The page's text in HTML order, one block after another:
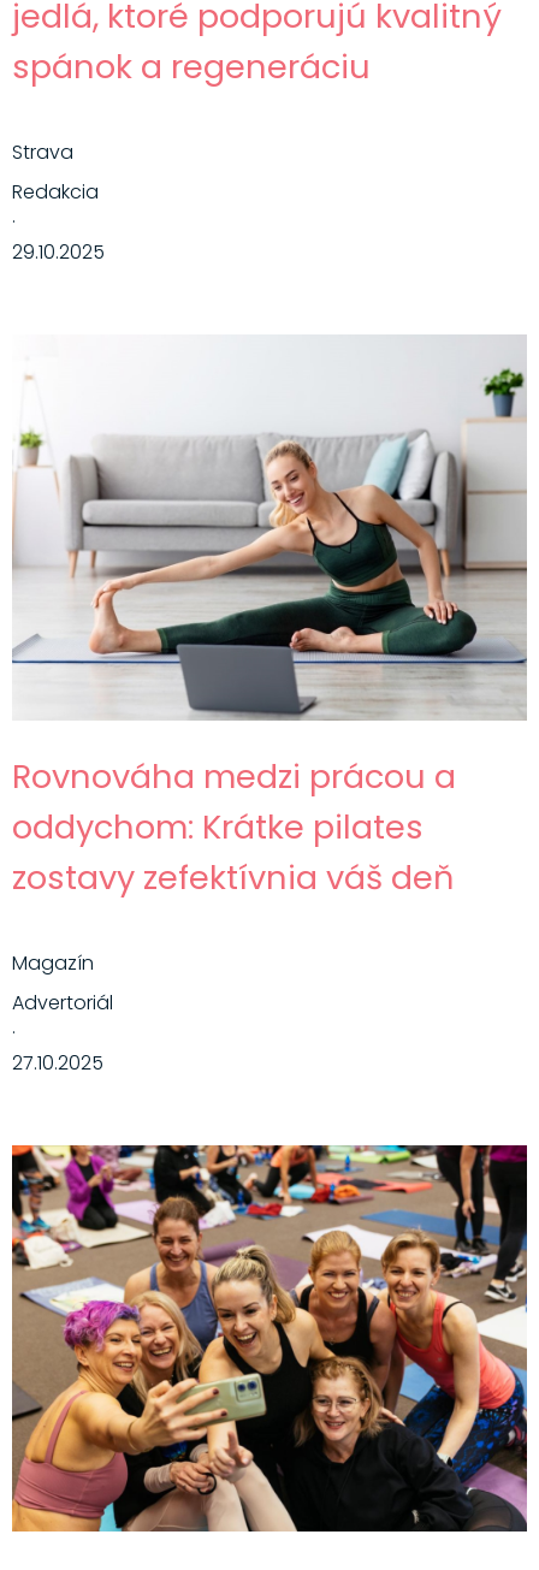
jedlá, ktoré podporujú kvalitný
spánok a regeneráciu
Strava
Redakcia
·
29.10.2025
Rovnováha medzi prácou a
oddychom: Krátke pilates
zostavy zefektívnia váš deň
Magazín
Advertoriál
·
27.10.2025